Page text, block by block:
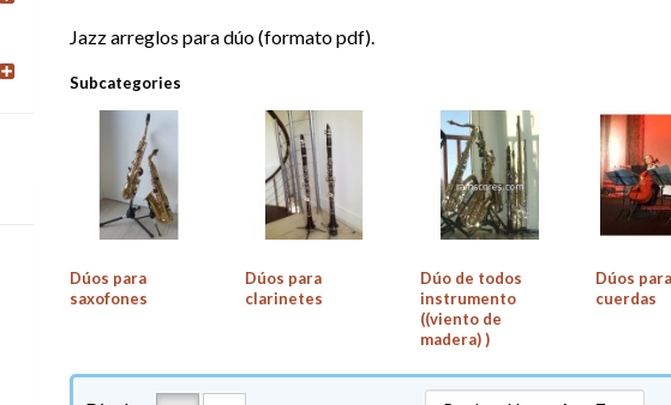
Jazz arreglos para dúo (formato pdf).
Subcategories
Dúos para
saxofones
Dúos para
clarinetes
Dúo de todos
instrumento
((viento de
madera) )
Dúos
cuerdas